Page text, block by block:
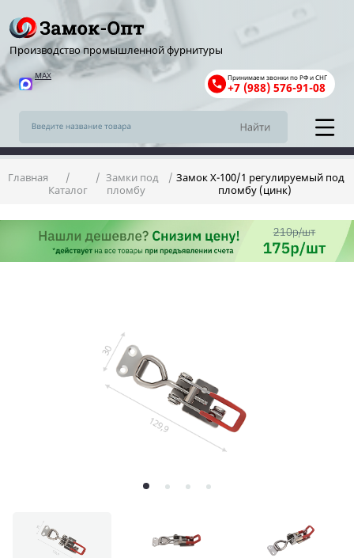
Производство промышленной фурнитуры
MAX Принимаем звонки по РФ и СНГ
+7 (988) 576-91-08
Главная
Каталог
Замки под
пломбу
Замок X-100/1 регулируемый под
пломбу (цинк)